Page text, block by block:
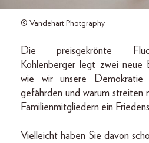
© Vandehart Photgraphy
Die preisgekrönte
Kohlenberger legt zwei neue
wie wir unsere Demokratie
gefährden und warum streiten
Familienmitgliedern ein
Vielleicht haben Sie davon